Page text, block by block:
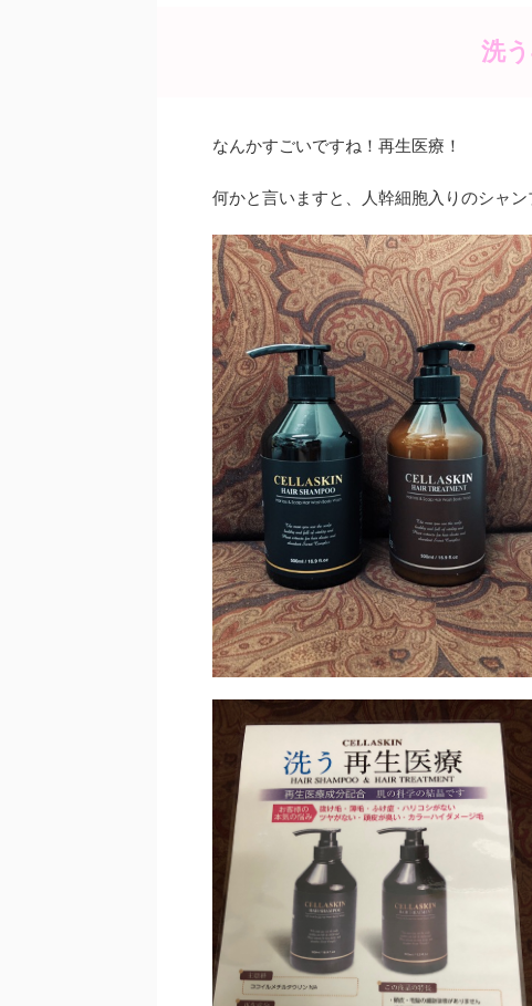
k
洗
なんかすごいですね！再生医療！
何かと言いますと、人幹細胞入りのシャ